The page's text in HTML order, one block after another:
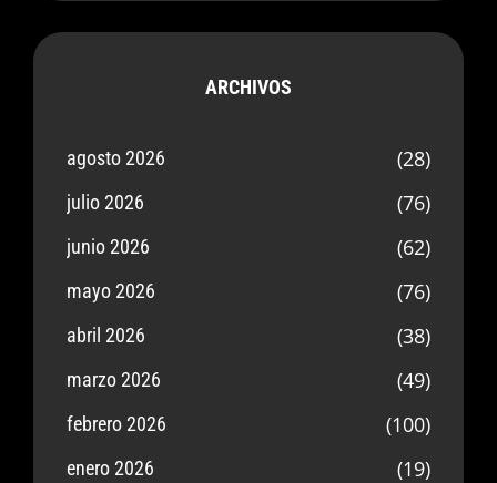
ARCHIVOS
agosto 2026 (28)
julio 2026 (76)
junio 2026 (62)
mayo 2026 (76)
abril 2026 (38)
marzo 2026 (49)
febrero 2026 (100)
enero 2026 (19)